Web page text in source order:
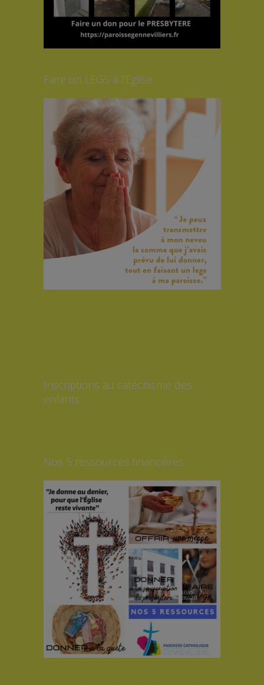
Faire un LEGS à l’Eglise
Inscriptions au catéchisme des
enfants
Nos 5 ressources financières